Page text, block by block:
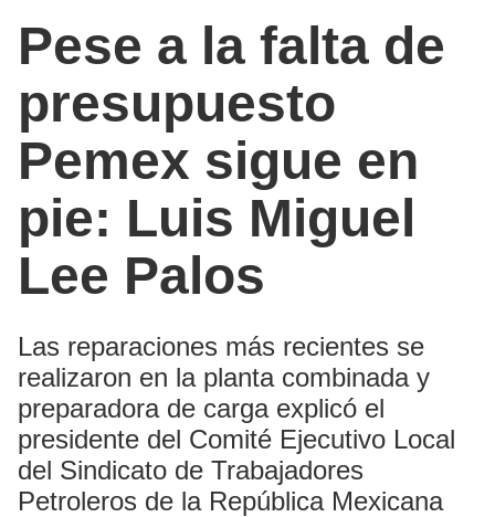
Pese a la falta de
presupuesto
Pemex sigue en
pie: Luis Miguel
Lee Palos
Las reparaciones más recientes se
realizaron en la planta combinada y
preparadora de carga explicó el
presidente del Comité Ejecutivo Local
del Sindicato de Trabajadores
Petroleros de la República Mexicana